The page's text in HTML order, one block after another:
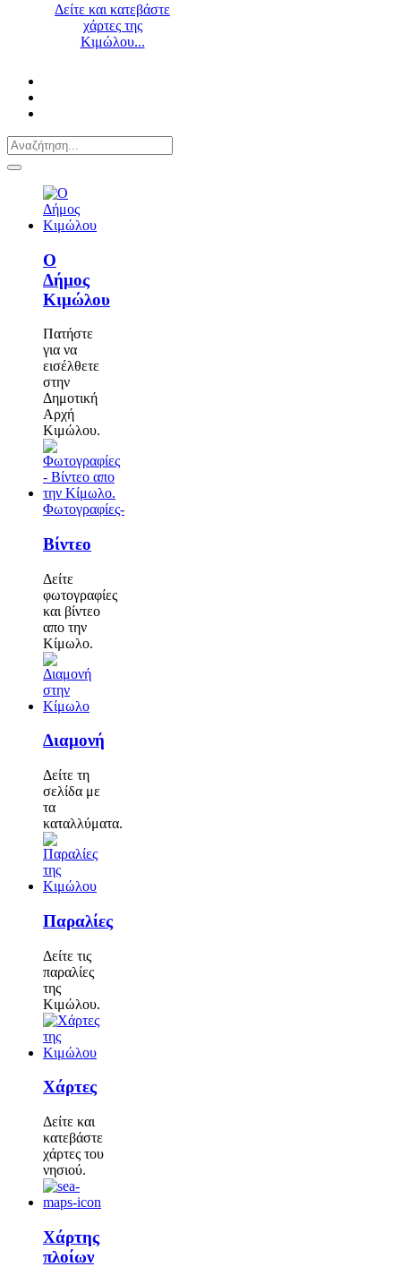
Δείτε και κατεβάστε
χάρτες της
Κιμώλου...
Ο
Δήμος
Κιμώλου
Πατήστε
για να
εισέλθετε
στην
Δημοτική
Αρχή
Κιμώλου.
Φωτογραφίες-
Βίντεο
Δείτε
φωτογραφίες
και βίντεο
απο την
Κίμωλο.
Διαμονή
Δείτε τη
σελίδα με
τα
καταλλύματα.
Παραλίες
Δείτε τις
παραλίες
της
Κιμώλου.
Χάρτες
Δείτε και
κατεβάστε
χάρτες του
νησιού.
Χάρτης
πλοίων